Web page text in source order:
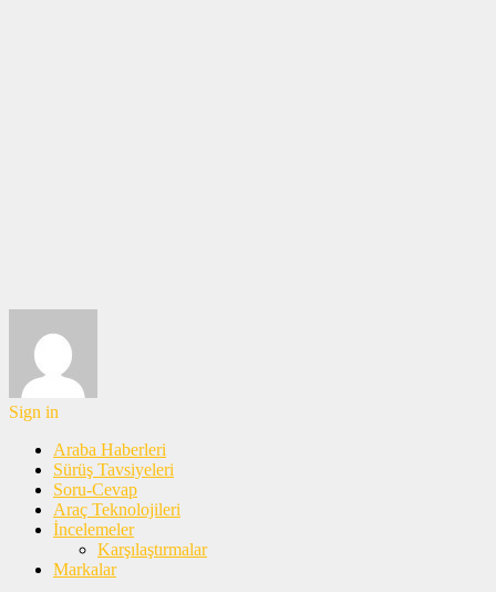
Sign in
Araba Haberleri
Sürüş Tavsiyeleri
Soru-Cevap
Araç Teknolojileri
İncelemeler
Karşılaştırmalar
Markalar